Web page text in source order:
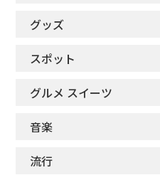
グッズ
スポット
グルメ スイーツ
音楽
流行